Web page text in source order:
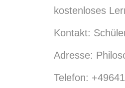
kostenloses
Kontakt:
Adresse:
Telefon: